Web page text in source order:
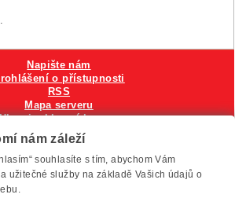
Anawe , provozuje Anawe a Špína
Napište nám
o přístupnosti
RSS
Mapa serveru
reklamní banner
Nastavení cookies
nám záleží
souhlasíte s tím, abychom Vám
užitečné služby na základě Vašich údajů o